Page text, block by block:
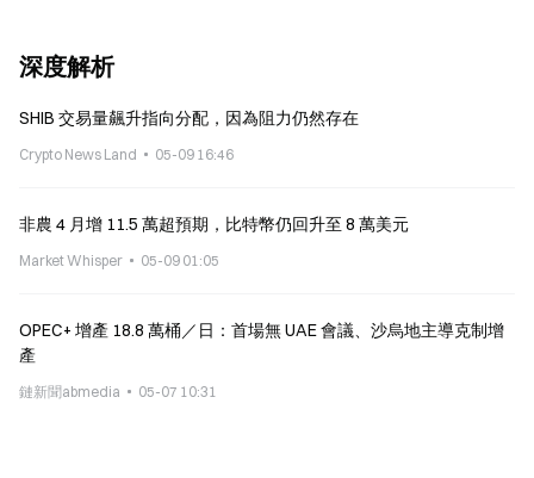
深度解析
SHIB 交易量飆升指向分配，因為阻力仍然存在
Crypto News Land 05-09 16:46
非農 4 月增 11.5 萬超預期，比特幣仍回升至 8 萬美元
Market Whisper 05-09 01:05
OPEC+ 增產 18.8 萬桶／日：首場無 UAE 會議、沙烏地主導克制增
產
鏈新聞abmedia 05-07 10:31